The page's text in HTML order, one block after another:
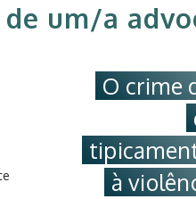
um/a
O crime
à